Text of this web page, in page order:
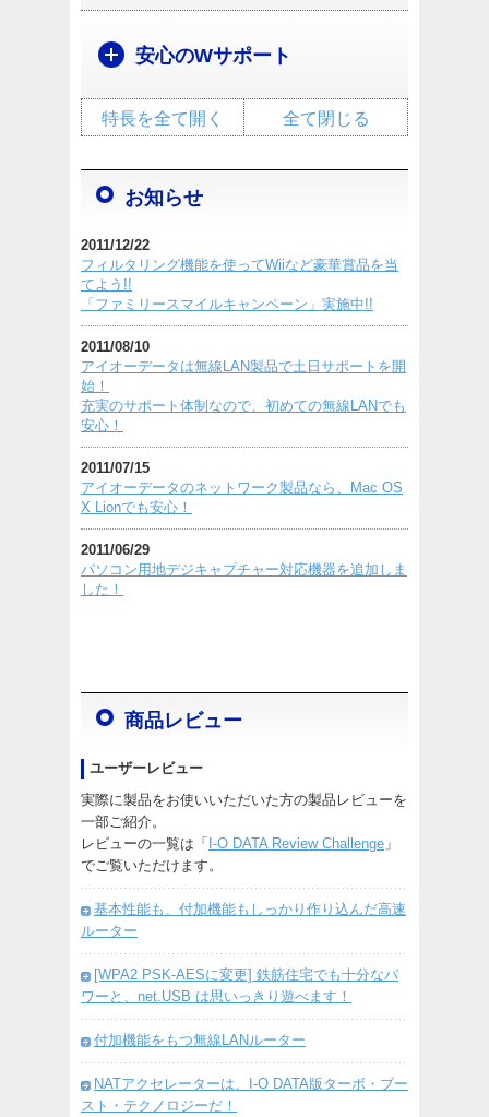
安心のWサポート
全て閉じる
特長を全て開く
お知らせ
2011/12/22
フィルタリング機能を使ってWiiなど豪華賞品を当
てよう!!
「ファミリースマイルキャンペーン」実施中!!
2011/08/10
アイオーデータは無線LAN製品で土日サポートを開
始！
充実のサポート体制なので、初めての無線LANでも
安心！
2011/07/15
アイオーデータのネットワーク製品なら、Mac OS
X Lionでも安心！
2011/06/29
パソコン用地デジキャプチャー対応機器を追加しま
した！
商品レビュー
ユーザーレビュー
実際に製品をお使いいただいた方の製品レビューを
一部ご紹介。
レビューの一覧は「 I-O DATA Review Challenge 」
でご覧いただけます。
基本性能も、付加機能もしっかり作り込んだ高速
ルーター
[WPA2 PSK-AESに変更] 鉄筋住宅でも十分なパ
ワーと、net.USB は思いっきり遊べます！
付加機能をもつ無線LANルーター
NATアクセレーターは、I-O DATA版ターボ・ブー
スト・テクノロジーだ！